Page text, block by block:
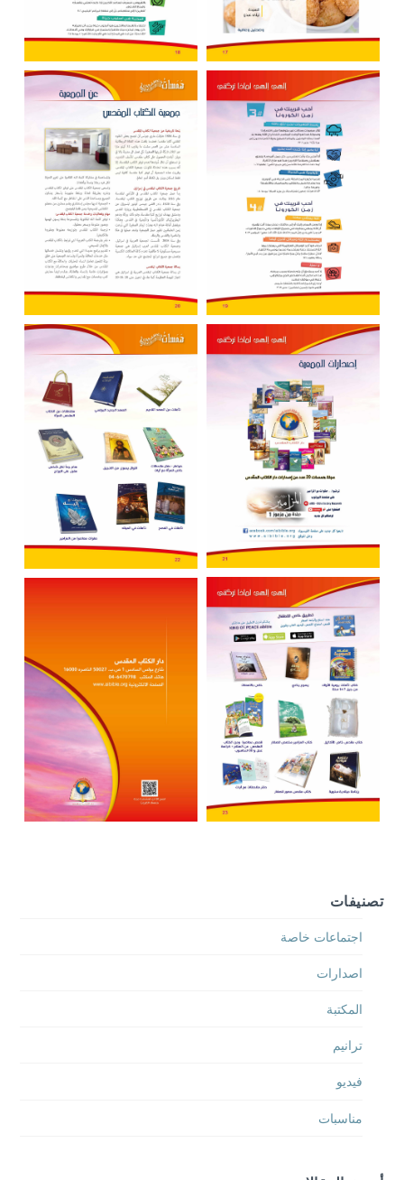
تصنيفات
اجتماعات خاصة
اصدارات
المكتبة
ترانيم
فيديو
مناسبات